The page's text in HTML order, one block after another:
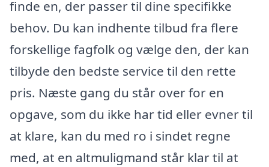
finde en, der passer til dine specifikke
behov. Du kan indhente tilbud fra flere
forskellige fagfolk og vælge den, der kan
tilbyde den bedste service til den rette
pris. Næste gang du står over for en
opgave, som du ikke har tid eller evner til
at klare, kan du med ro i sindet regne
med, at en altmuligmand står klar til at